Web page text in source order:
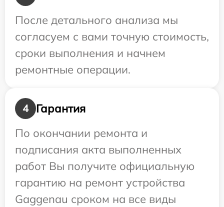
После детального анализа мы
согласуем с вами точную стоимость,
сроки выполнения и начнем
ремонтные операции.
4
Гарантия
По окончании ремонта и
подписания акта выполненных
работ Вы получите официальную
гарантию на ремонт устройства
Gaggenau сроком на все виды